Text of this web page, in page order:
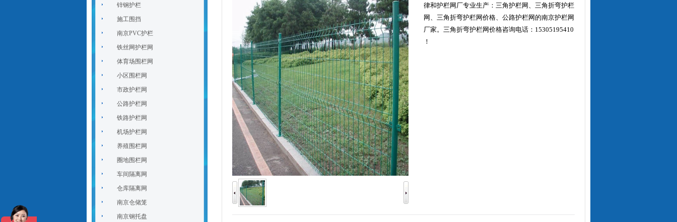
锌钢护栏
施工围挡
南京PVC护栏
铁丝网护栏网
体育场围栏网
小区围栏网
市政护栏网
公路护栏网
铁路护栏网
机场护栏网
养殖围栏网
圈地围栏网
车间隔离网
仓库隔离网
南京仓储笼
南京钢托盘
律和护栏网厂专业生产：三角护栏网、三角折弯护栏
网、三角折弯护栏网价格、公路护栏网的南京护栏网
厂家。三角折弯护栏网价格咨询电话：15305195410
！